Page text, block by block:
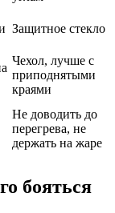
Защитное стекло
Чехол, лучше с
приподнятыми
краями
Не доводить до
перегрева, не
держать на жаре
бояться